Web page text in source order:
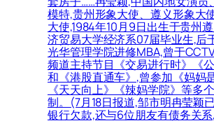
模特,贵州形象大使、遵义形象大
大使,1984年10月9日出生于贵州
济贸易大学经济系07届毕业生,后
光华管理学院进修MBA,曾于
频道主持节目《交易进行时》《公
和《港股直通车》,曾参加《妈妈
《天天向上》《辣妈学院》等多
制。(7月18日报道,邹市明冉莹颖
银行欠款,还与6位朋友有债务关